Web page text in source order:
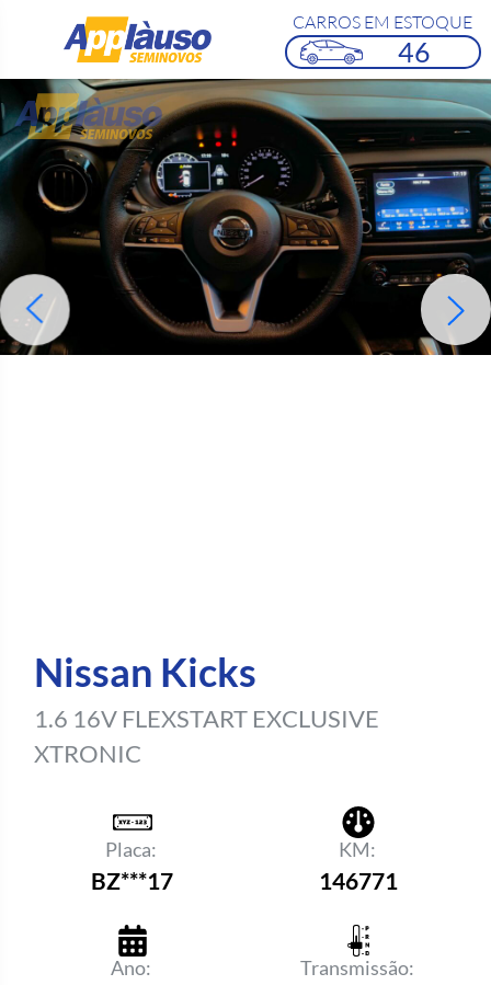
CARROS EM ESTOQUE
46
Nissan Kicks
1.6 16V FLEXSTART EXCLUSIVE
XTRONIC
Placa:
BZ***17
KM:
146771
Ano: Transmissão: